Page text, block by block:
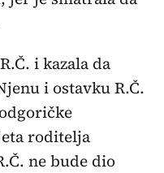
i kazala da
i ostavku R.Č.
roditelja
ne bude dio